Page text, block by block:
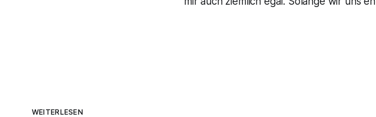
WEITERLESEN